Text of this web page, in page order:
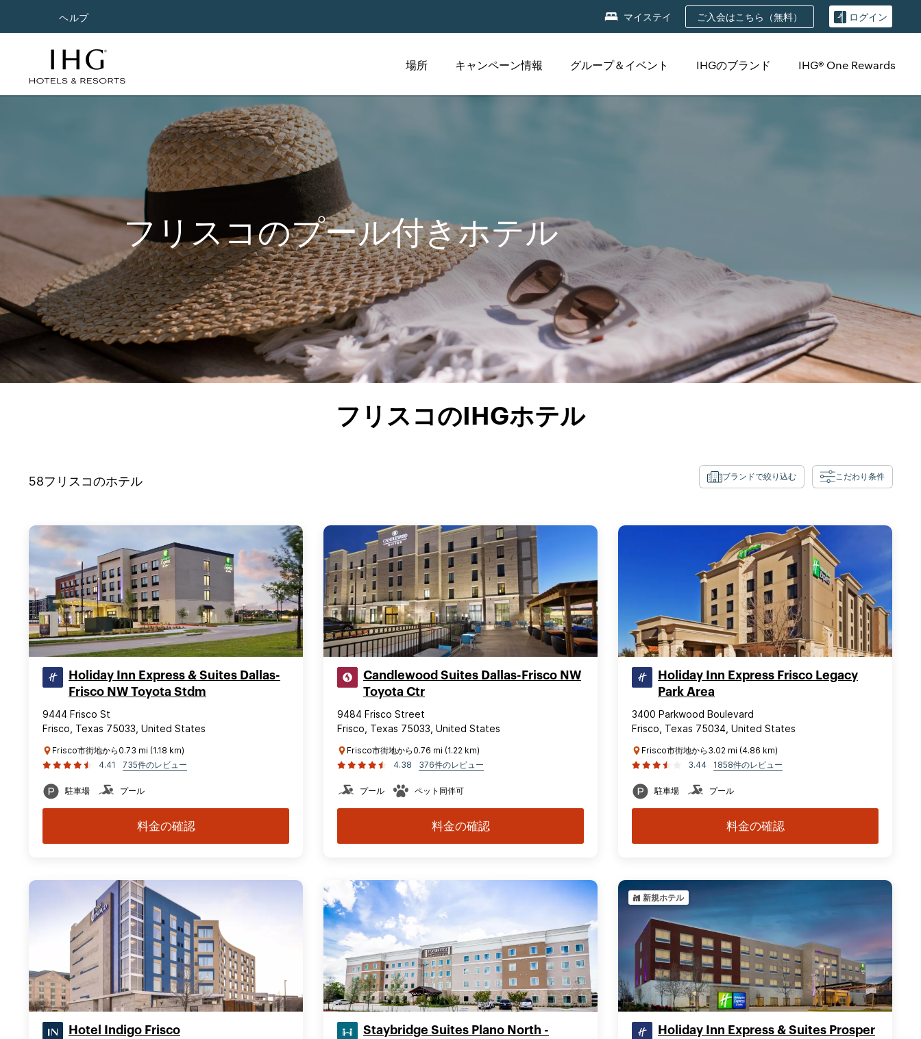
ヘルプ マイステイ ご入会はこちら（無料） ログイン
場所 キャンペーン情報 グループ＆イベント IHGのブランド IHG® One Rewards
フリスコのプール付きホテル
フリスコのIHGホテル
58フリスコのホテル ブランドで絞り込む こだわり条件
Holiday Inn Express & Suites Dallas-
Frisco NW Toyota Stdm
9444 Frisco St
Frisco, Texas 75033, United States
Frisco市街地から0.73 mi (1.18 km)
4.41
735件のレビュー
駐車場 プール
料金の確認
Candlewood Suites Dallas-Frisco NW
Toyota Ctr
9484 Frisco Street
Frisco, Texas 75033, United States
Frisco市街地から0.76 mi (1.22 km)
4.38
376件のレビュー
プール ペット同伴可
料金の確認
Holiday Inn Express Frisco Legacy
Park Area
3400 Parkwood Boulevard
Frisco, Texas 75034, United States
Frisco市街地から3.02 mi (4.86 km)
3.44
1858件のレビュー
駐車場 プール
料金の確認
Hotel Indigo Frisco
Staybridge Suites Plano North -
新規ホテル
Holiday Inn Express & Suites Prosper